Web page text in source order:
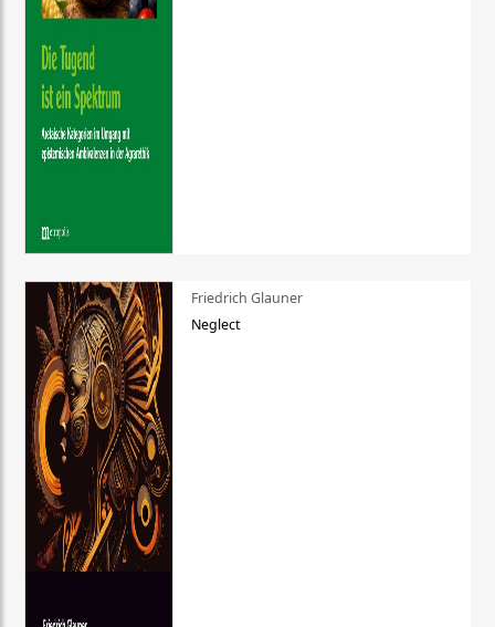
Friedrich Glauner
Neglect